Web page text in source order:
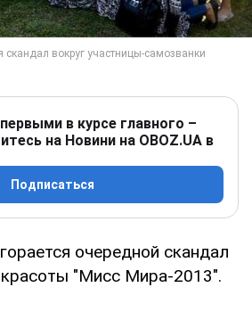
в курсе главного –
на Новини на OBOZ.UA в
Подписаться
очередной скандал
красоты "Мисс Мира-2013".